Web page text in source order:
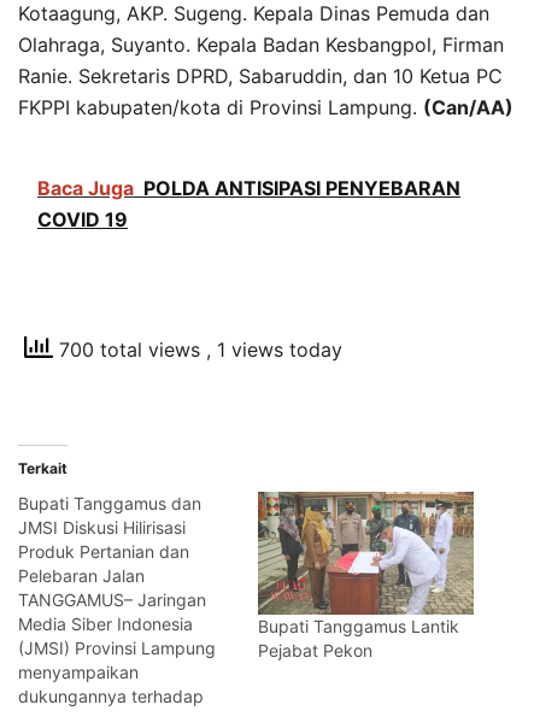
Kotaagung, AKP. Sugeng. Kepala Dinas Pemuda dan
Olahraga, Suyanto. Kepala Badan Kesbangpol, Firman
Ranie. Sekretaris DPRD, Sabaruddin, dan 10 Ketua PC
FKPPI kabupaten/kota di Provinsi Lampung. (Can/AA)
Baca Juga POLDA ANTISIPASI PENYEBARAN
COVID 19
700 total views , 1 views today
Terkait
Bupati Tanggamus dan
JMSI Diskusi Hilirisasi
Produk Pertanian dan
Pelebaran Jalan
TANGGAMUS– Jaringan
Media Siber Indonesia
(JMSI) Provinsi Lampung
menyampaikan
dukungannya terhadap
Bupati Tanggamus Lantik
Pejabat Pekon